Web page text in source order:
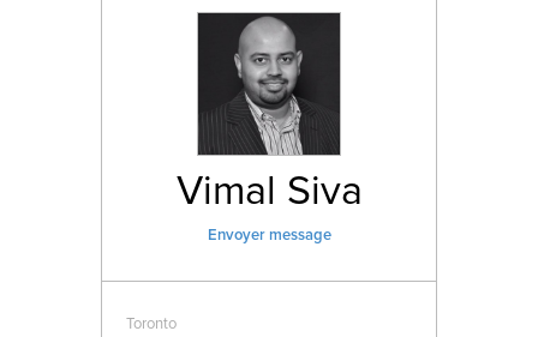
Vimal Siva
Envoyer message
Toronto